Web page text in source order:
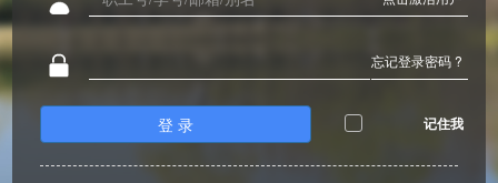
忘记登录密码 ?
登 录 记住我